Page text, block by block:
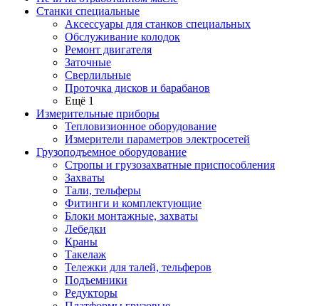
Станки специальные
Аксессуары для станков специальных
Обслуживание колодок
Ремонт двигателя
Заточные
Сверлильные
Проточка дисков и барабанов
Ещё 1
Измерительные приборы
Тепловизионное оборудование
Измерители параметров электросетей
Грузоподъемное оборудование
Стропы и грузозахватные приспособления
Захваты
Тали, тельферы
Фитинги и комплектующие
Блоки монтажные, захваты
Лебедки
Краны
Такелаж
Тележки для талей, тельферов
Подъемники
Редукторы